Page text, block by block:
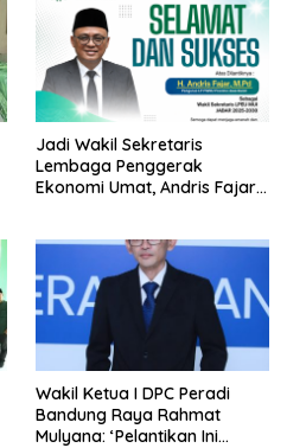
Jadi Wakil Sekretaris
Lembaga Penggerak
Ekonomi Umat, Andris Fajar
Wakil Ketua I DPC Peradi
Bandung Raya Rahmat
Mulyana: ‘Pelantikan Ini